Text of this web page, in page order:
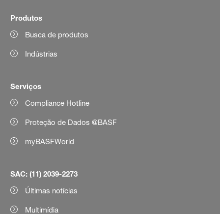
Produtos
Busca de produtos
Indústrias
Serviços
Compliance Hotline
Proteção de Dados @BASF
myBASFWorld
SAC: (11) 2039-2273
Últimas notícias
Multimídia